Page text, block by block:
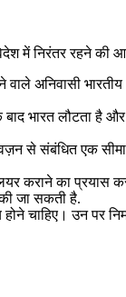
में निरंतर रहने
अनिवासी भारतीय
भारत लौटता है
संबंधित एक सीमा
कराने का
जा सकती है.
चाहिए। उन पर